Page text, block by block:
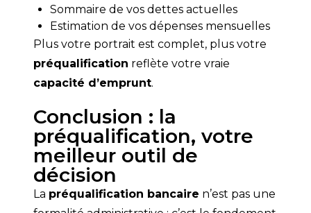
Sommaire de vos dettes actuelles
Estimation de vos dépenses mensuelles
préqualification
capacité d’emprunt.
Conclusion : la
préqualification, votre
meilleur outil de
décision
La préqualification bancaire n’est pas une